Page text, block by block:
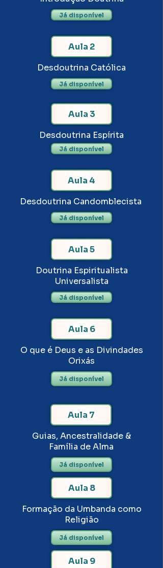
Já disponível
Aula 2
Desdoutrina Católica
Já disponível
Aula 3
Desdoutrina Espírita
Já disponível
Aula 4
Desdoutrina Candomblecista
Já disponível
Aula 5
Doutrina Espiritualista
Universalista
Já disponível
Aula 6
O que é Deus e as Divindades
Orixás
Já disponível
Aula 7
Guias, Ancestralidade &
Família de Alma
Já disponível
Aula 8
Formação da Umbanda como
Religião
Já disponível
Aula 9